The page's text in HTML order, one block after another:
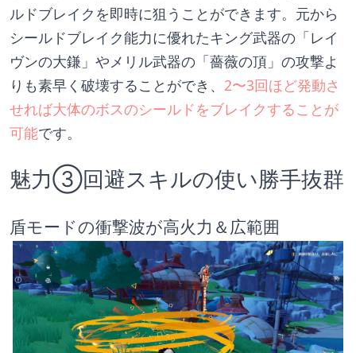
ルドブレイクを即時に狙うことができます。元から
シールドブレイク能力に優れたキング武器の「レイ
ヴンの大鎌」やメリル武器の「薔薇の頂」の攻撃よ
りも素早く破壊することができ、 2〜3回ほど発動さ
せれば大体のボスのシールドをブレイクすることが
可能です。
魅力③回避スキルの使い勝手抜群
盾モードの衝撃波が高火力＆広範囲